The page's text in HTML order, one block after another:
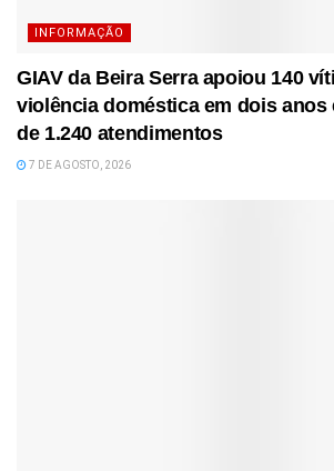
INFORMAÇÃO
GIAV da Beira Serra apoiou 140
violência doméstica em dois anos
de 1.240 atendimentos
7 DE AGOSTO, 2026